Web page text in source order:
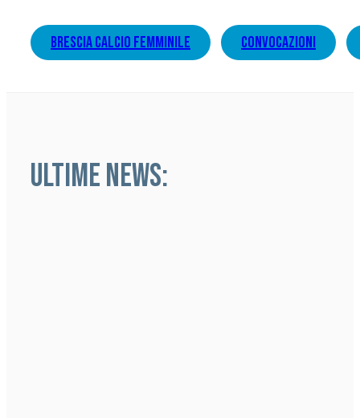
brescia calcio femminile convocazioni
ULTIME NEWS: